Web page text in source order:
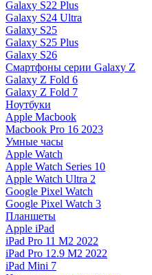
Galaxy S22 Plus
Galaxy S24 Ultra
Galaxy S25
Galaxy S25 Plus
Galaxy S26
Смартфоны серии Galaxy Z
Galaxy Z Fold 6
Galaxy Z Fold 7
Ноутбуки
Apple Macbook
Macbook Pro 16 2023
Умные часы
Apple Watch
Apple Watch Series 10
Apple Watch Ultra 2
Google Pixel Watch
Google Pixel Watch 3
Планшеты
Apple iPad
iPad Pro 11 M2 2022
iPad Pro 12.9 M2 2022
iPad Mini 7